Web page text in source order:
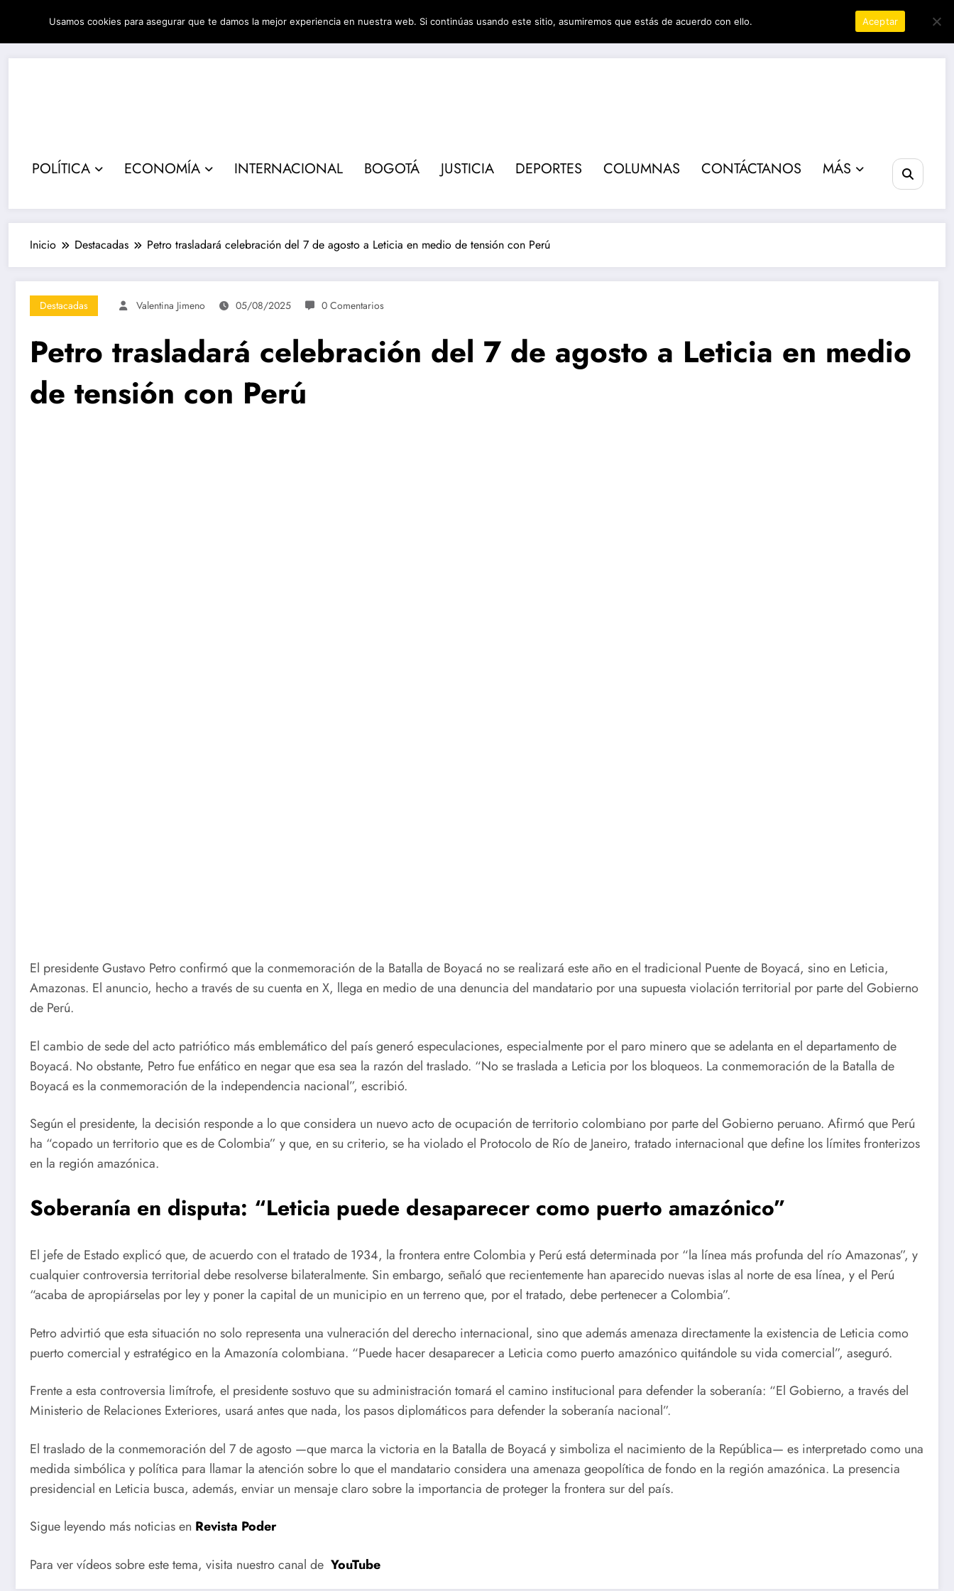
contenido
08/08/2026 5:44:13 AM
POLÍTICA ECONOMÍA INTERNACIONAL BOGOTÁ JUSTICIA DEPORTES COLUMNAS CONTÁCTANOS MÁS
Inicio Destacadas Petro trasladará celebración del 7 de agosto a Leticia en medio de tensión con Perú
Destacadas Valentina Jimeno 05/08/2025 0 Comentarios
Petro trasladará celebración del 7 de agosto a Leticia en medio
de tensión con Perú
El presidente Gustavo Petro confirmó que la conmemoración de la Batalla de Boyacá no se realizará este año en el tradicional Puente de Boyacá, sino en Leticia,
Amazonas. El anuncio, hecho a través de su cuenta en X, llega en medio de una denuncia del mandatario por una supuesta violación territorial por parte del Gobierno
de Perú.
El cambio de sede del acto patriótico más emblemático del país generó especulaciones, especialmente por el paro minero que se adelanta en el departamento de
Boyacá. No obstante, Petro fue enfático en negar que esa sea la razón del traslado. “No se traslada a Leticia por los bloqueos. La conmemoración de la Batalla de
Boyacá es la conmemoración de la independencia nacional”, escribió.
Según el presidente, la decisión responde a lo que considera un nuevo acto de ocupación de territorio colombiano por parte del Gobierno peruano. Afirmó que Perú
ha “copado un territorio que es de Colombia” y que, en su criterio, se ha violado el Protocolo de Río de Janeiro, tratado internacional que define los límites fronterizos
en la región amazónica.
Soberanía en disputa: “Leticia puede desaparecer como puerto amazónico”
El jefe de Estado explicó que, de acuerdo con el tratado de 1934, la frontera entre Colombia y Perú está determinada por “la línea más profunda del río Amazonas”, y
cualquier controversia territorial debe resolverse bilateralmente. Sin embargo, señaló que recientemente han aparecido nuevas islas al norte de esa línea, y el Perú
“acaba de apropiárselas por ley y poner la capital de un municipio en un terreno que, por el tratado, debe pertenecer a Colombia”.
Petro advirtió que esta situación no solo representa una vulneración del derecho internacional, sino que además amenaza directamente la existencia de Leticia como
puerto comercial y estratégico en la Amazonía colombiana. “Puede hacer desaparecer a Leticia como puerto amazónico quitándole su vida comercial”, aseguró.
Frente a esta controversia limítrofe, el presidente sostuvo que su administración tomará el camino institucional para defender la soberanía: “El Gobierno, a través del
Ministerio de Relaciones Exteriores, usará antes que nada, los pasos diplomáticos para defender la soberanía nacional”.
El traslado de la conmemoración del 7 de agosto —que marca la victoria en la Batalla de Boyacá y simboliza el nacimiento de la República— es interpretado como una
medida simbólica y política para llamar la atención sobre lo que el mandatario considera una amenaza geopolítica de fondo en la región amazónica. La presencia
presidencial en Leticia busca, además, enviar un mensaje claro sobre la importancia de proteger la frontera sur del país.
Sigue leyendo más noticias en Revista Poder
Para ver vídeos sobre este tema, visita nuestro canal de YouTube
Usamos cookies para asegurar que te damos la mejor experiencia en nuestra web. Si continúas usando este sitio, asumiremos que estás de acuerdo con ello. Aceptar